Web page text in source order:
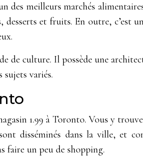
des meilleurs marchés
et fruits. En outre, c’est
de culture. Il possède une
sujets variés.
1.99 à Toronto. Vous y
disséminés dans la ville, et
faire un peu de shopping.